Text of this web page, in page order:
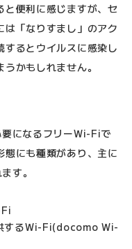
と便利に感じますが、セ
「なりすまし」のアク
るとウイルスに感染し
かもしれません。
になるフリーWi-Fiで
態にも種類があり、主に
す。
するWi-Fi(docomo Wi-